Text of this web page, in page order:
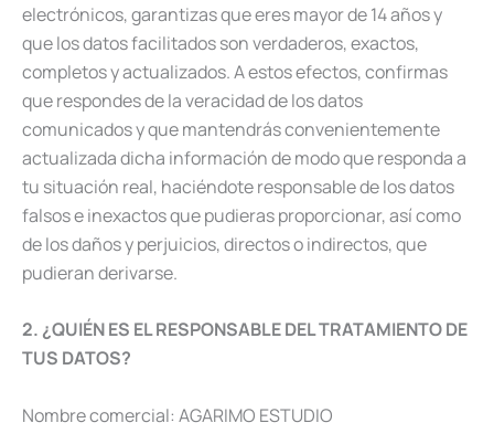
electrónicos, garantizas que eres mayor de 14 años y
que los datos facilitados son verdaderos, exactos,
completos y actualizados. A estos efectos, confirmas
que respondes de la veracidad de los datos
comunicados y que mantendrás convenientemente
actualizada dicha información de modo que responda a
tu situación real, haciéndote responsable de los datos
falsos e inexactos que pudieras proporcionar, así como
de los daños y perjuicios, directos o indirectos, que
pudieran derivarse.
2. ¿QUIÉN ES EL RESPONSABLE DEL TRATAMIENTO DE
TUS DATOS?
Nombre comercial: AGARIMO ESTUDIO